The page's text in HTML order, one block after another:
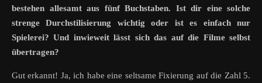
bestehen allesamt aus fünf Buchstaben. Ist dir eine solche
strenge Durchstilisierung wichtig oder ist es einfach nur
Spielerei? Und inwieweit lässt sich das auf die Filme selbst
übertragen?
Gut erkannt! Ja, ich habe eine seltsame Fixierung auf die Zahl 5.